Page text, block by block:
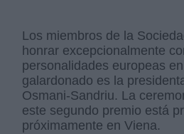
Los miembros de la
honrar excepcionalmente
personalidades europeas
galardonado es la
Osmani-Sandriu. La
este segundo premio está
próximamente en Viena.